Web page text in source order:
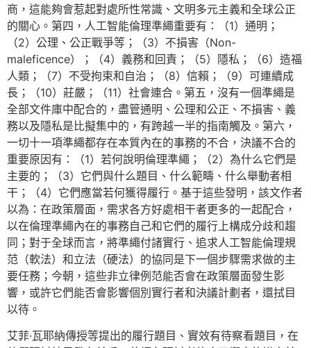
商，這能夠會惹起對處所性常識、文明多元主義和全球公正
的關心。第四，人工智能倫理準繩重要有：（1）通明；
（2）公理、公正戰爭等；（3）不損害（Non-
maleficence）；（4）義務和回責；（5）隱私；（6）造福
人類；（7）不受拘束和自治；（8）信賴；（9）可連續成
長；（10）莊嚴；（11）社會連合。第五，沒有一個準繩是
全部文件庫中配合的，盡管通明、公理和公正、不損害、義
務以及隱私是比擬集中的，有跨越一半的指南觸及。第六，
一切十一項準繩都存在本質內在的事務的不合，決議不合的
重要原因有：（1）若何說明倫理準繩；（2）為什么它們是
主要的；（3）它們與什么題目、什么範疇、什么舉動者相
干；（4）它們應當若何獲得履行。基于這些發明，該文作者
以為：在政策層面，需求各方好處相干者更多的一起配合，
以在倫理準繩內在的事務自己和它們的履行上構成分歧和趨
同；對于全球而言，將準繩付諸實行、追求人工智能倫理規
范（軟法）和立法（硬法）的協同是下一個步驟需求做的主
要任務；今朝，這些非立律例范能否會在政策層面發生影
響，或許它們能否會影響個別實行者和決議計劃者，還拭目
以待。
艾菲·瓦耶納傳授等提出的履行題目、實效有待察看題目，在